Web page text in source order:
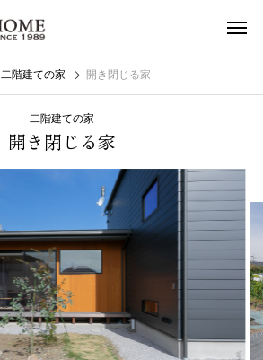
二階建ての家 開き閉じる家
二階建ての家
開き閉じる家